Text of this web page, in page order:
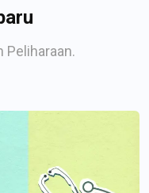
Peliharaan.